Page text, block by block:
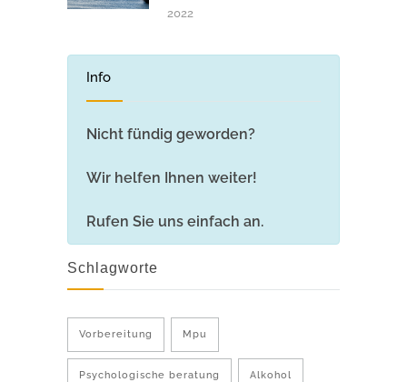
2022
Info
Nicht fündig geworden?
Wir helfen Ihnen weiter!
Rufen Sie uns einfach an.
Schlagworte
Vorbereitung Mpu
Psychologische beratung Alkohol